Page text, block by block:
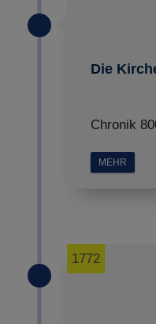
Die
Chronik
MEHR
1772